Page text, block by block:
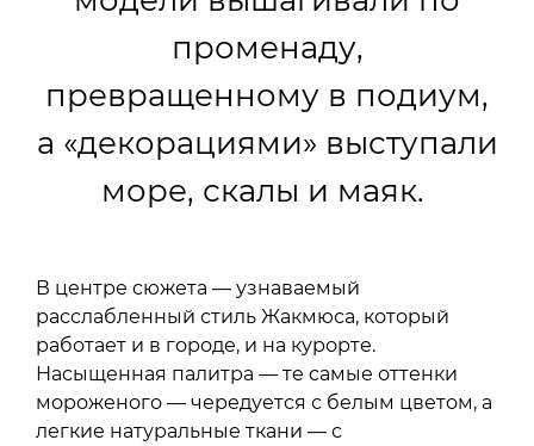
променаду,
превращенному в подиум,
а «декорациями» выступали
море, скалы и маяк.
В центре сюжета — узнаваемый
расслабленный стиль Жакмюса, который
работает и в городе, и на курорте.
Насыщенная палитра — те самые оттенки
мороженого — чередуется с белым цветом, а
легкие натуральные ткани — с